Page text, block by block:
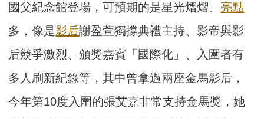
國父紀念館登場，可預期的是星光熠熠、 亮點
多，像是影后謝盈萱獨撐典禮主持、影帝與影
后競爭激烈、頒獎嘉賓「國際化」、入圍者有
多人刷新紀錄等，其中曾拿過兩座金馬影后，
今年第10度入圍的張艾嘉非常支持金馬獎，她